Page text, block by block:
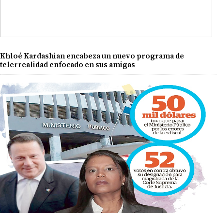
Khloé Kardashian encabeza un nuevo programa de
telerrealidad enfocado en sus amigas